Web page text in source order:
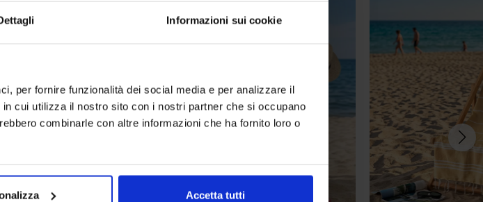
Informazioni sui cookie
per fornire funzionalità dei social media e per analizzare il
cui utilizza il nostro sito con i nostri partner che si occupano
combinarle con altre informazioni che ha fornito loro o
Accetta tutti